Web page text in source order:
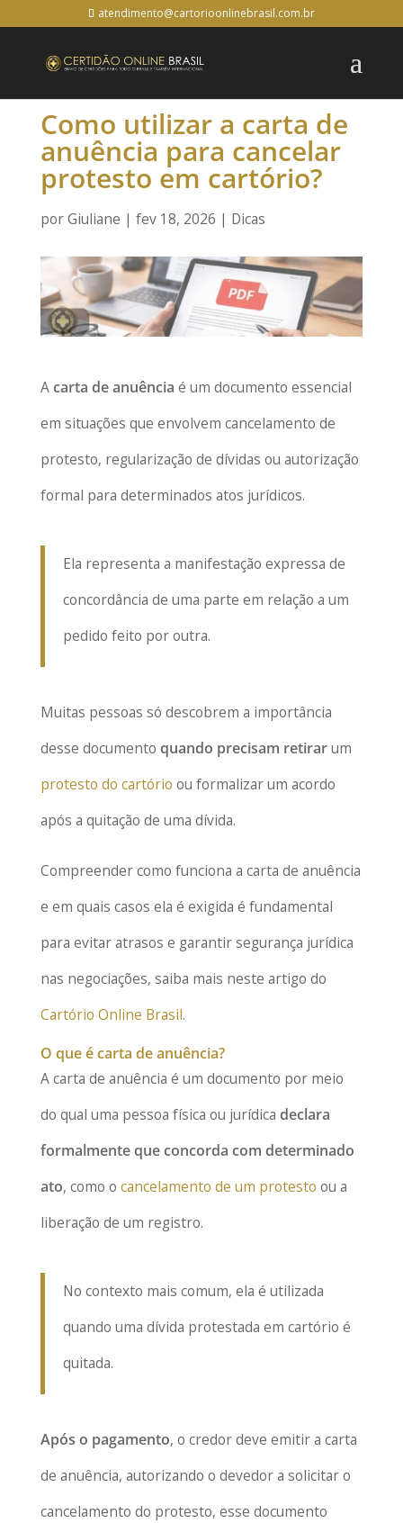
atendimento@cartorioonlinebrasil.com.br
Como utilizar a carta de
anuência para cancelar
protesto em cartório?
porGiuliane | fev 18, 2026 | Dicas
Acarta de anuência é um documento essencial
em situações que envolvem cancelamento de
protesto, regularização de dívidas ou autorização
formal para determinados atos jurídicos.
Ela representa a manifestação expressa de
concordância de uma parte em relação a um
pedido feito por outra.
Muitas pessoas só descobrem a importância
desse documento quando precisam retirarum
protesto do cartório ou formalizar um acordo
após a quitação de uma dívida.
Compreender como funciona a carta de anuência
e em quais casos ela é exigida é fundamental
para evitar atrasos e garantir segurança jurídica
nas negociações, saiba mais neste artigo do
Cartório Online Brasil.
O que é carta de anuência?
A carta de anuência é um documento por meio
do qual uma pessoa física ou jurídica declara
formalmente que concorda com determinado
ato, como o cancelamento de um protesto ou a
liberação de um registro.
No contexto mais comum, ela é utilizada
quando uma dívida protestada em cartório é
quitada.
Após o pagamento, o credor deve emitir a carta
de anuência, autorizando o devedor a solicitar o
cancelamento do protesto, esse documento